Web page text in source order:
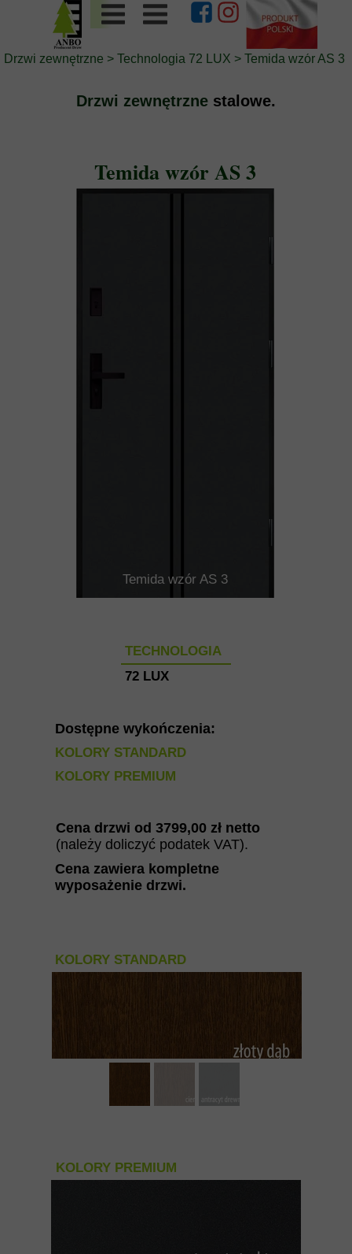
Drzwi zewnętrzne > Technologia 72 LUX > Temida wzór AS 3
KOLORY PREMIUM
Cena zawiera kompletne
wyposażenie drzwi.
Cena drzwi od 3799,00 zł netto
(należy doliczyć podatek VAT).
KOLORY PREMIUM
KOLORY STANDARD
Dostępne wykończenia:
72 LUX
TECHNOLOGIA
KOLORY STANDARD
Drzwi zewnętrzne stalowe.
Temida wzór AS 3
Temida wzór AS 3